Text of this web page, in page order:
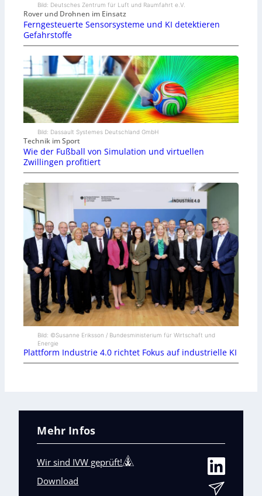
Bild: Deutsches Zentrum für Luft und Raumfahrt e.V.
Rover und Drohnen im Einsatz
Ferngesteuerte Sensorsysteme und KI detektieren
Gefahrstoffe
Bild: Dassault Systemes Deutschland GmbH
Technik im Sport
Wie der Fußball von Simulation und virtuellen
Zwillingen profitiert
Bild: ©Susanne Eriksson / Bundesministerium für Wirtschaft und
Energie
Plattform Industrie 4.0 richtet Fokus auf industrielle KI
Mehr Infos
Wir sind IVW geprüft!
Download